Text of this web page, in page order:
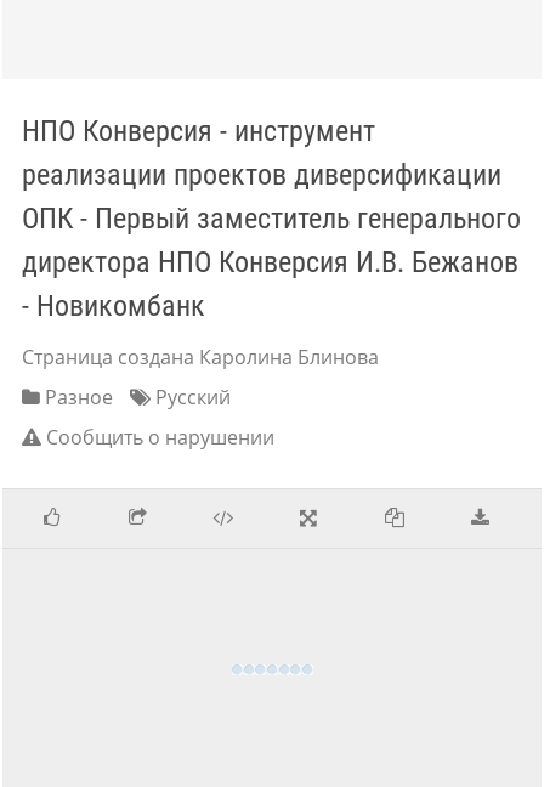
НПО Конверсия - инструмент
реализации проектов диверсификации
ОПК - Первый заместитель генерального
директора НПО Конверсия И.В. Бежанов
- Новикомбанк
Страница создана Каролина Блинова
Разное
Русский
Сообщить о нарушении